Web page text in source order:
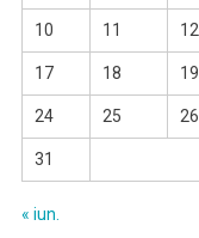
10 11 12
17 18 19
24 25 26
31
« iun.